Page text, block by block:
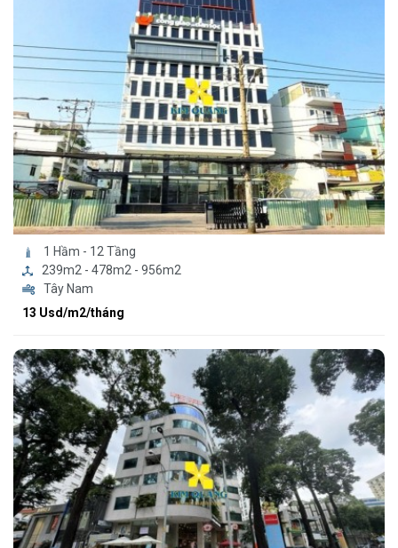
1 Hầm - 12 Tầng
239m2 - 478m2 - 956m2
Tây Nam
13 Usd/m2/tháng